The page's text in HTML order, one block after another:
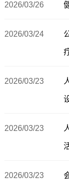
2026/03/26
2026/03/24
2026/03/23
2026/03/23
2026/03/23